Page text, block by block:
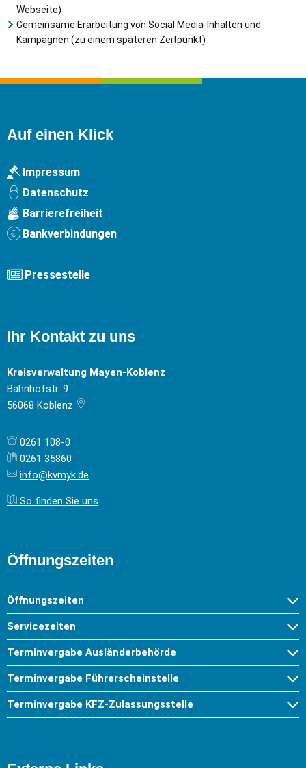
Webseite)
Gemeinsame Erarbeitung von Social Media-Inhalten und
Kampagnen (zu einem späteren Zeitpunkt)
Auf einen Klick
Impressum
Datenschutz
Barrierefreiheit
Bankverbindungen
Pressestelle
Ihr Kontakt zu uns
Kreisverwaltung Mayen-Koblenz
Bahnhofstr. 9
56068 Koblenz
0261 108-0
0261 35860
info@kvmyk.de
So finden Sie uns
Öffnungszeiten
Öffnungszeiten
Servicezeiten
Terminvergabe Ausländerbehörde
Terminvergabe Führerscheinstelle
Terminvergabe KFZ-Zulassungsstelle